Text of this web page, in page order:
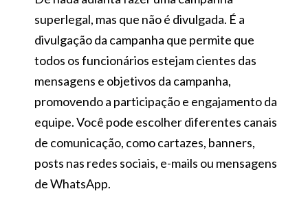
superlegal, mas que não é divulgada. É a
divulgação da campanha que permite que
todos os funcionários estejam cientes das
mensagens e objetivos da campanha,
promovendo a participação e engajamento da
equipe. Você pode escolher diferentes canais
de comunicação, como cartazes, banners,
posts nas redes sociais, e-mails ou mensagens
de WhatsApp.